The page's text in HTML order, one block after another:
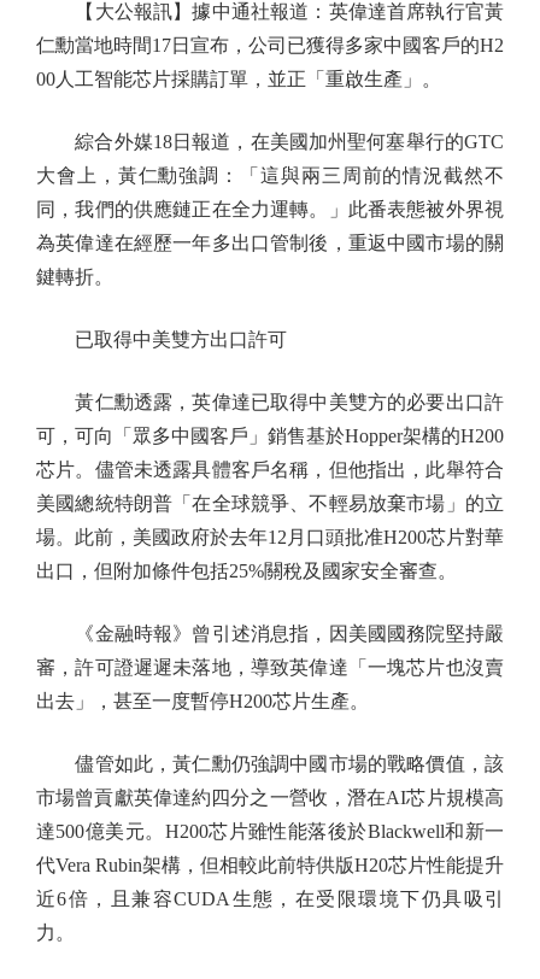
【大公報訊】據中通社報道：英偉達首席執行官黃
仁勳當地時間17日宣布，公司已獲得多家中國客戶的H2
00人工智能芯片採購訂單，並正「重啟生產」。
綜合外媒18日報道，在美國加州聖何塞舉行的GTC
大會上，黃仁勳強調：「這與兩三周前的情況截然不
同，我們的供應鏈正在全力運轉。」此番表態被外界視
為英偉達在經歷一年多出口管制後，重返中國市場的關
鍵轉折。
已取得中美雙方出口許可
黃仁勳透露，英偉達已取得中美雙方的必要出口許
可，可向「眾多中國客戶」銷售基於Hopper架構的H200
芯片。儘管未透露具體客戶名稱，但他指出，此舉符合
美國總統特朗普「在全球競爭、不輕易放棄市場」的立
場。此前，美國政府於去年12月口頭批准H200芯片對華
出口，但附加條件包括25%關稅及國家安全審查。
《金融時報》曾引述消息指，因美國國務院堅持嚴
審，許可證遲遲未落地，導致英偉達「一塊芯片也沒賣
出去」，甚至一度暫停H200芯片生產。
儘管如此，黃仁勳仍強調中國市場的戰略價值，該
市場曾貢獻英偉達約四分之一營收，潛在AI芯片規模高
達500億美元。H200芯片雖性能落後於Blackwell和新一
代Vera Rubin架構，但相較此前特供版H20芯片性能提升
近6倍，且兼容CUDA生態，在受限環境下仍具吸引
力。